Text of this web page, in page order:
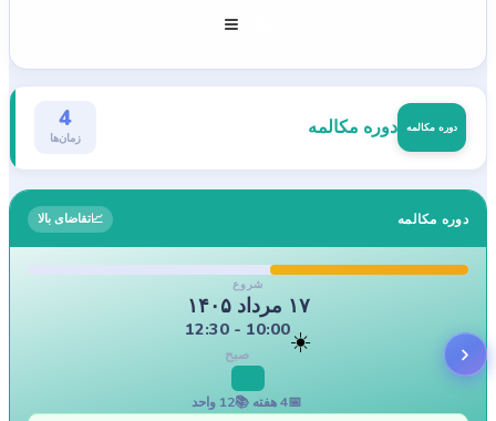
دوره مکالمه دوره مکالمه 4
زمان‌ها
دوره مکالمه 📈تقاضای بالا
شروع
۱۷ مرداد ۱۴۰۵
☀️
10:00 - 12:30
صبح
📅
4هفته 📚
12 واحد